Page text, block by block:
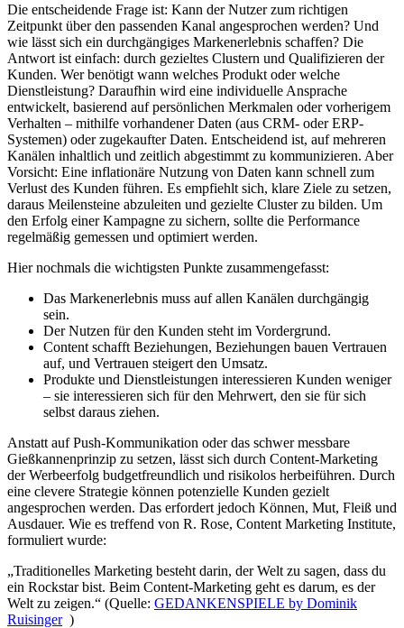
Die entscheidende Frage ist: Kann der Nutzer zum richtigen
Zeitpunkt über den passenden Kanal angesprochen werden? Und
wie lässt sich ein durchgängiges Markenerlebnis schaffen? Die
Antwort ist einfach: durch gezieltes Clustern und Qualifizieren der
Kunden. Wer benötigt wann welches Produkt oder welche
Dienstleistung? Daraufhin wird eine individuelle Ansprache
entwickelt, basierend auf persönlichen Merkmalen oder vorherigem
Verhalten – mithilfe vorhandener Daten (aus CRM- oder ERP-
Systemen) oder zugekaufter Daten. Entscheidend ist, auf mehreren
Kanälen inhaltlich und zeitlich abgestimmt zu kommunizieren. Aber
Vorsicht: Eine inflationäre Nutzung von Daten kann schnell zum
Verlust des Kunden führen. Es empfiehlt sich, klare Ziele zu setzen,
daraus Meilensteine abzuleiten und gezielte Cluster zu bilden. Um
den Erfolg einer Kampagne zu sichern, sollte die Performance
regelmäßig gemessen und optimiert werden.
Hier nochmals die wichtigsten Punkte zusammengefasst:
Das Markenerlebnis muss auf allen Kanälen durchgängig
sein.
Der Nutzen für den Kunden steht im Vordergrund.
Content schafft Beziehungen, Beziehungen bauen Vertrauen
auf, und Vertrauen steigert den Umsatz.
Produkte und Dienstleistungen interessieren Kunden weniger
– sie interessieren sich für den Mehrwert, den sie für sich
selbst daraus ziehen.
Anstatt auf Push-Kommunikation oder das schwer messbare
Gießkannenprinzip zu setzen, lässt sich durch Content-Marketing
der Werbeerfolg budgetfreundlich und risikolos herbeiführen. Durch
eine clevere Strategie können potenzielle Kunden gezielt
angesprochen werden. Das erfordert jedoch Können, Mut, Fleiß und
Ausdauer. Wie es treffend von R. Rose, Content Marketing Institute,
formuliert wurde:
„Traditionelles Marketing besteht darin, der Welt zu sagen, dass du
ein Rockstar bist. Beim Content-Marketing geht es darum, es der
Welt zu zeigen.“ (Quelle: GEDANKENSPIELE by Dominik
Ruisinger)